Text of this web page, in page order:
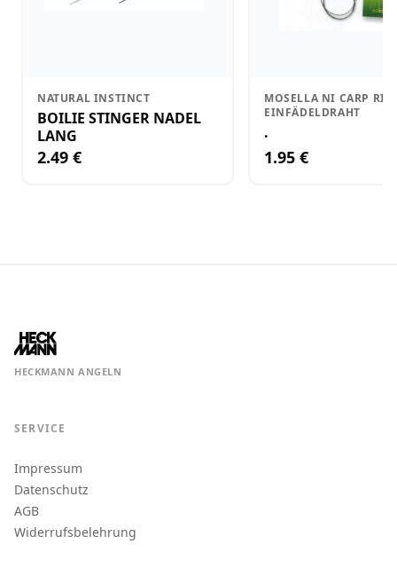
NATURAL INSTINCT
BOILIE STINGER NADEL
LANG
2.49 €
MOSELLA NI CARP RIG
EINFÄDELDRAHT
.
1.95 €
HECKMANN ANGELN
SERVICE
Impressum
Datenschutz
AGB
Widerrufsbelehrung